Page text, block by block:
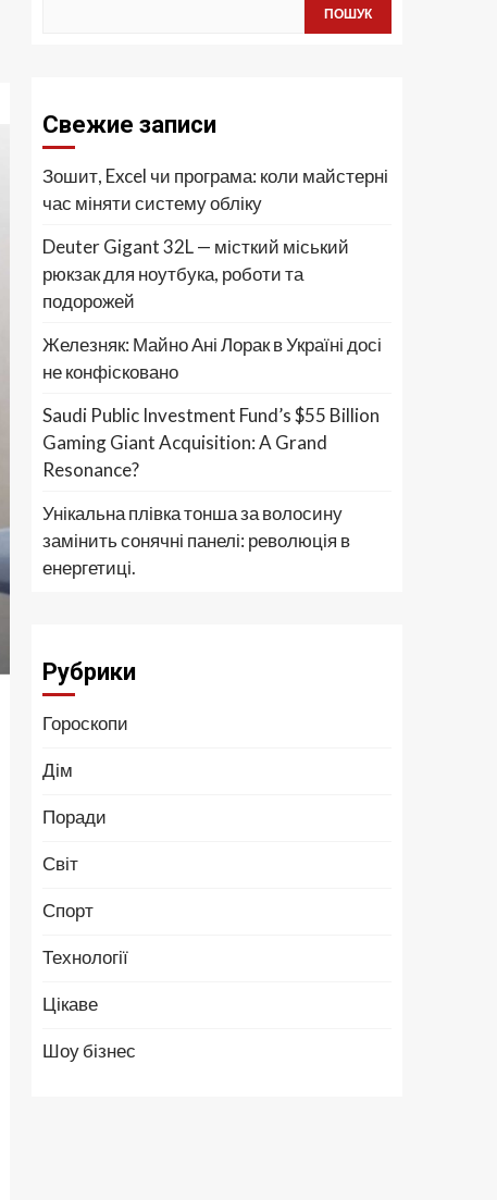
ПОШУК
Свежие записи
Зошит, Excel чи програма: коли майстерні
час міняти систему обліку
Deuter Gigant 32L — місткий міський
рюкзак для ноутбука, роботи та
подорожей
Железняк: Майно Ані Лорак в Україні досі
не конфісковано
Saudi Public Investment Fund’s $55 Billion
Gaming Giant Acquisition: A Grand
Resonance?
Унікальна плівка тонша за волосину
замінить сонячні панелі: революція в
енергетиці.
Рубрики
Гороскопи
Дім
Поради
Світ
Спорт
Технології
Цікаве
Шоу бізнес